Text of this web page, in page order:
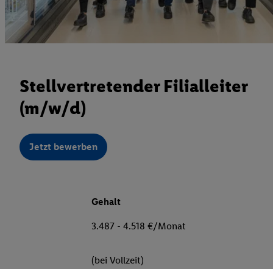
Stellvertretender Filialleiter
(m/w/d)
Jetzt bewerben
Gehalt
3.487 - 4.518 €/Monat
(bei Vollzeit)